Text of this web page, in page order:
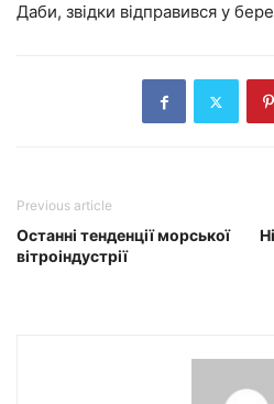
Даби, звідки відправився у
Previous article
Останні тенденції морської
вітроіндустрії